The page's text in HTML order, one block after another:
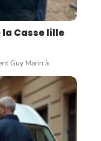
Casse lille
Guy Marin à